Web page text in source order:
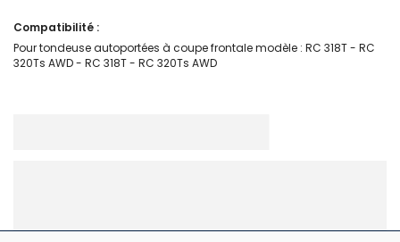
Compatibilité :
Pour tondeuse autoportées à coupe frontale modèle : RC 318T - RC
320Ts AWD - RC 318T - RC 320Ts AWD